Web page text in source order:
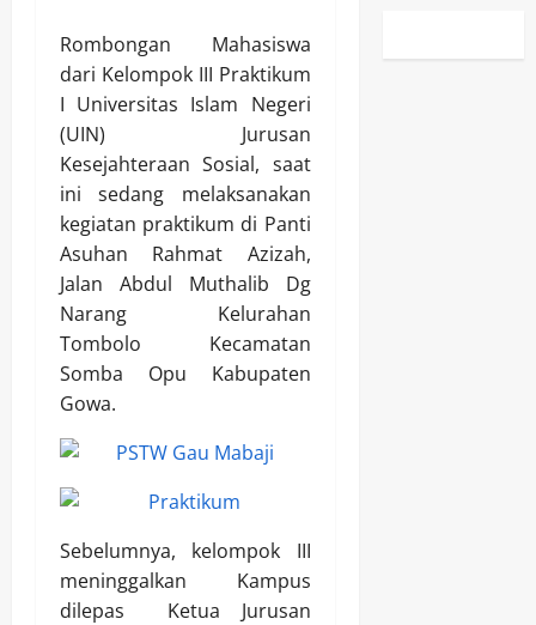
Rombongan Mahasiswa
dari Kelompok III Praktikum
I Universitas Islam Negeri
(UIN) Jurusan
Kesejahteraan Sosial, saat
ini sedang melaksanakan
kegiatan praktikum di Panti
Asuhan Rahmat Azizah,
Jalan Abdul Muthalib Dg
Narang Kelurahan
Tombolo Kecamatan
Somba Opu Kabupaten
Gowa.
Sebelumnya, kelompok III
meninggalkan Kampus
dilepas Ketua Jurusan